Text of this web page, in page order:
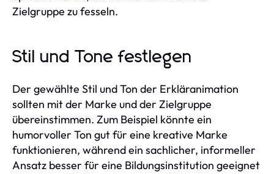
Zielgruppe zu fesseln.
Stil und Tone festlegen
Der gewählte Stil und Ton der Erkläranimation
sollten mit der Marke und der Zielgruppe
übereinstimmen. Zum Beispiel könnte ein
humorvoller Ton gut für eine kreative Marke
funktionieren, während ein sachlicher, informeller
Ansatz besser für eine Bildungsinstitution geeignet